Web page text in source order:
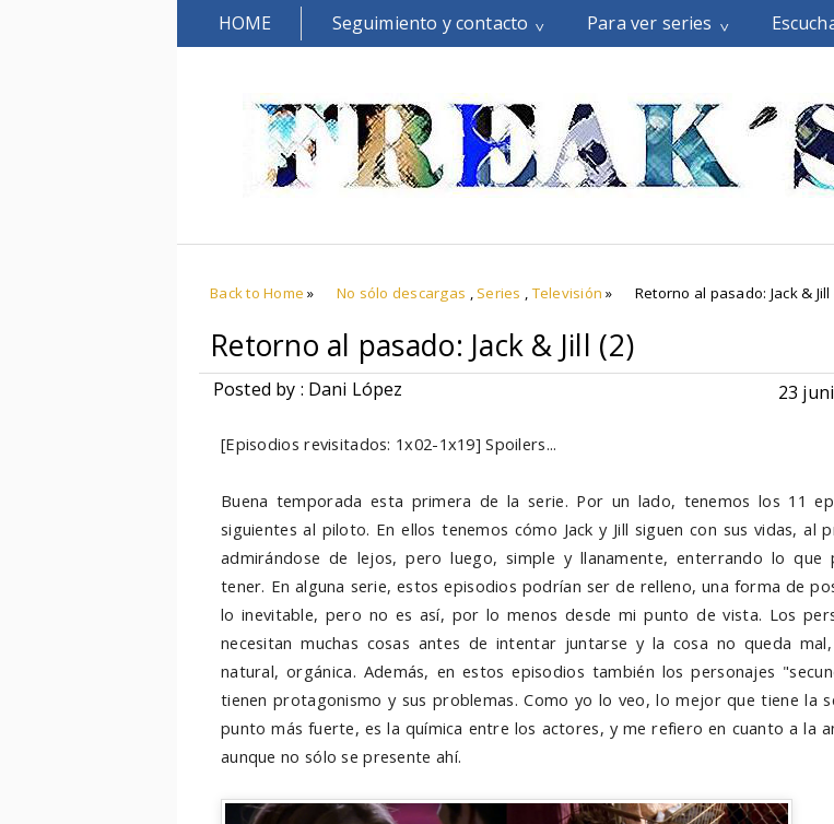
HOME Seguimiento y contacto Para ver series
Back to Home » No sólo descargas , Series ,Televisión » Retorno al pasado: Jack & Jill
Retorno al pasado: Jack & Jill (2)
Posted by : Dani López 23
[Episodios revisitados: 1x02-1x19] Spoilers...
Buena temporada esta primera de la serie. Por un lado, tenemos los 11
siguientes al piloto. En ellos tenemos cómo Jack y Jill siguen con sus vidas, al
admirándose de lejos, pero luego, simple y llanamente, enterrando lo que
tener. En alguna serie, estos episodios podrían ser de relleno, una forma de
lo inevitable, pero no es así, por lo menos desde mi punto de vista. Los
necesitan muchas cosas antes de intentar juntarse y la cosa no queda
natural, orgánica. Además, en estos episodios también los personajes
tienen protagonismo y sus problemas. Como yo lo veo, lo mejor que tiene la
punto más fuerte, es la química entre los actores, y me refiero en cuanto a la
aunque no sólo se presente ahí.